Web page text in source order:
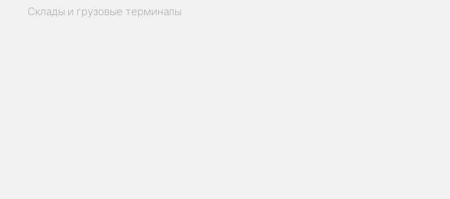
Склады и грузовые терминалы